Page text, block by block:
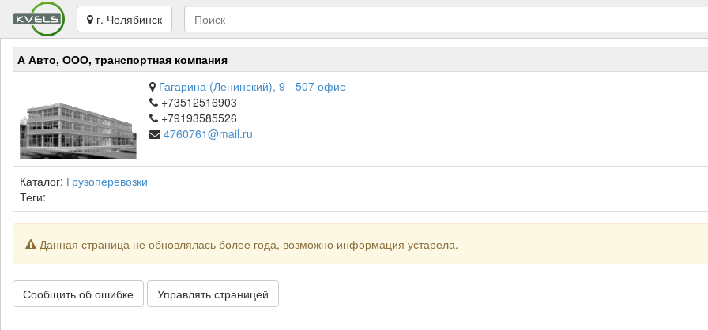
г. Челябинск
А Авто, ООО, транспортная компания
Гагарина (Ленинский), 9 - 507 офис
+73512516903
+79193585526
4760761@mail.ru
Каталог: Грузоперевозки
Теги:
Данная страница не обновлялась более года, возможно информация устарела.
Сообщить об ошибке Управлять страницей